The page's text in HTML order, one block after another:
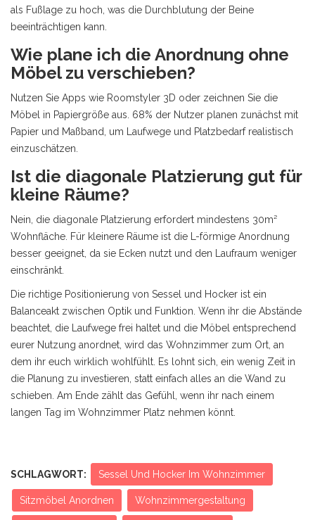
als Fußlage zu hoch, was die Durchblutung der Beine
beeinträchtigen kann.
Wie plane ich die Anordnung ohne
Möbel zu verschieben?
Nutzen Sie Apps wie Roomstyler 3D oder zeichnen Sie die
Möbel in Papiergröße aus. 68% der Nutzer planen zunächst mit
Papier und Maßband, um Laufwege und Platzbedarf realistisch
einzuschätzen.
Ist die diagonale Platzierung gut für
kleine Räume?
Nein, die diagonale Platzierung erfordert mindestens 30m²
Wohnfläche. Für kleinere Räume ist die L-förmige Anordnung
besser geeignet, da sie Ecken nutzt und den Laufraum weniger
einschränkt.
Die richtige Positionierung von Sessel und Hocker ist ein
Balanceakt zwischen Optik und Funktion. Wenn ihr die Abstände
beachtet, die Laufwege frei haltet und die Möbel entsprechend
eurer Nutzung anordnet, wird das Wohnzimmer zum Ort, an
dem ihr euch wirklich wohlfühlt. Es lohnt sich, ein wenig Zeit in
die Planung zu investieren, statt einfach alles an die Wand zu
schieben. Am Ende zählt das Gefühl, wenn ihr nach einem
langen Tag im Wohnzimmer Platz nehmen könnt.
SCHLAGWORT: Sessel Und Hocker Im Wohnzimmer
Sitzmöbel Anordnen Wohnzimmergestaltung